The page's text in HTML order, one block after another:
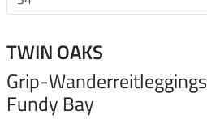
TWIN OAKS
Grip-Wanderreitleggings
Fundy Bay